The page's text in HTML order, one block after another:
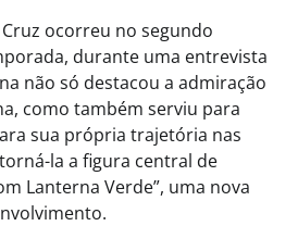
Cruz ocorreu no segundo
durante uma entrevista
não só destacou a admiração
como também serviu para
sua própria trajetória nas
la a figura central de
Lanterna Verde”, uma nova